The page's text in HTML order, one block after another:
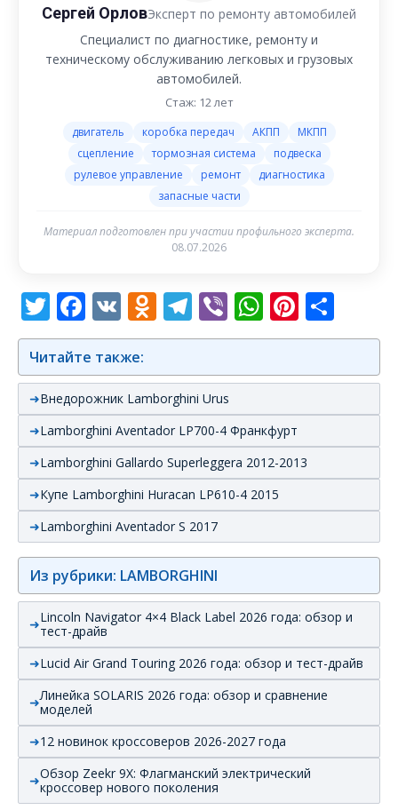
Сергей ОрловЭксперт по ремонту автомобилей
Специалист по диагностике, ремонту и
техническому обслуживанию легковых и грузовых
автомобилей.
Стаж: 12 лет
двигатель коробка передач АКПП
МКПП
сцепление
тормозная система
подвеска
рулевое управление
ремонт
диагностика
запасные части
Материал подготовлен при участии профильного эксперта.
08.07.2026
Twitter
Facebook
VK Odnoklassniki
Telegram
Viber
Читайте также:
Внедорожник Lamborghini Urus
Lamborghini Aventador LP700-4 Франкфурт
Lamborghini Gallardo Superleggera 2012-2013
Купе Lamborghini Huracan LP610-4 2015
Lamborghini Aventador S 2017
Из рубрики: LAMBORGHINI
Lincoln Navigator 4×4 Black Label 2026 года: обзор и
тест-драйв
Lucid Air Grand Touring 2026 года: обзор и тест-драйв
Линейка SOLARIS 2026 года: обзор и сравнение
моделей
12 новинок кроссоверов 2026-2027 года
Обзор Zeekr 9X: Флагманский электрический
кроссовер нового поколения